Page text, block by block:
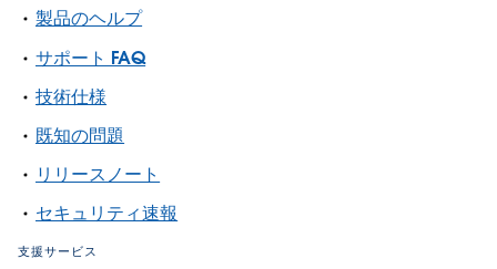
製品のヘルプ
サポート FAQ
技術仕様
既知の問題
リリースノート
セキュリティ速報
支援サービス